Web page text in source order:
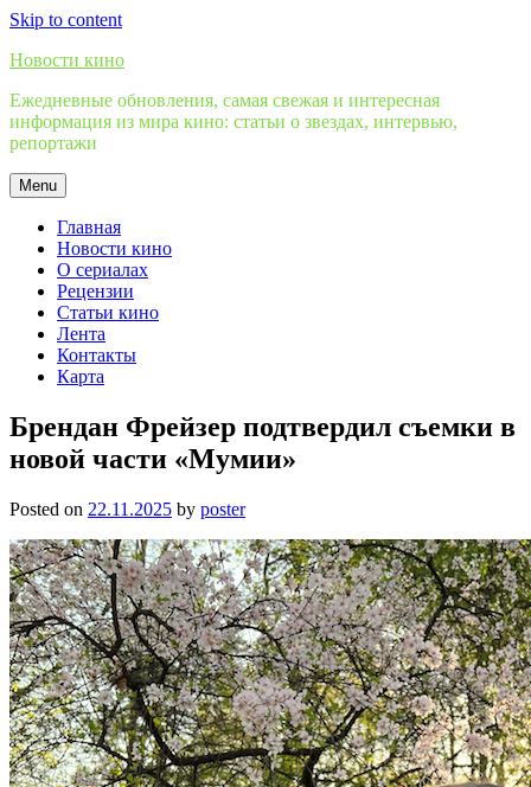
Skip to content
Новости кино
Ежедневные обновления, самая свежая и интересная
информация из мира кино: статьи о звездах, интервью,
репортажи
Menu
Главная
Новости кино
О сериалах
Рецензии
Статьи кино
Лента
Контакты
Карта
Брендан Фрейзер подтвердил съемки в
новой части «Мумии»
Posted on 22.11.2025 by poster